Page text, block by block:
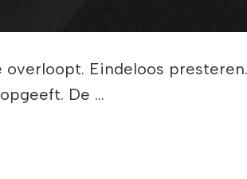
Eindeloos
De …